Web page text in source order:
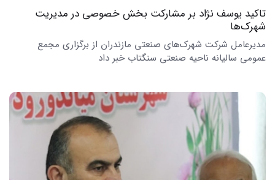
تاکید یوسف نژاد بر مشارکت بخش خصوصی در مدیریت
شهرک‌ها
مدیرعامل شرکت شهرک‌های صنعتی مازندران از برگزاری مجمع
عمومی سالیانه ناحیه صنعتی سنگتاب خبر داد